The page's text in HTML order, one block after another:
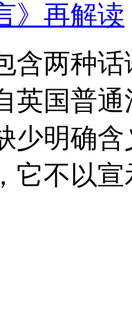
再解读
含两种
英国普
少明确
它不以